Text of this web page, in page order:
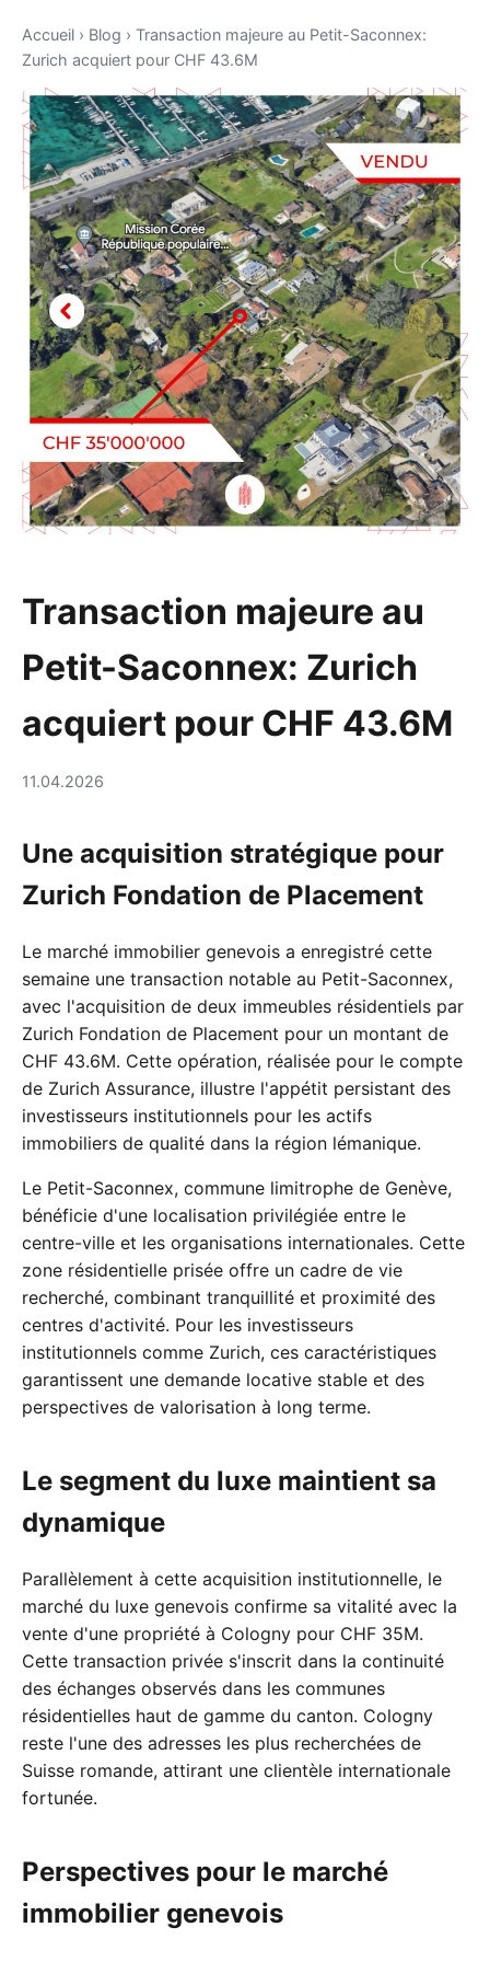
Accueil › Blog › Transaction majeure au Petit-Saconnex:
Zurich acquiert pour CHF 43.6M
Transaction majeure au
Petit-Saconnex: Zurich
acquiert pour CHF 43.6M
11.04.2026
Une acquisition stratégique pour
Zurich Fondation de Placement
Le marché immobilier genevois a enregistré cette
semaine une transaction notable au Petit-Saconnex,
avec l'acquisition de deux immeubles résidentiels par
Zurich Fondation de Placement pour un montant de
CHF 43.6M. Cette opération, réalisée pour le compte
de Zurich Assurance, illustre l'appétit persistant des
investisseurs institutionnels pour les actifs
immobiliers de qualité dans la région lémanique.
Le Petit-Saconnex, commune limitrophe de Genève,
bénéficie d'une localisation privilégiée entre le
centre-ville et les organisations internationales. Cette
zone résidentielle prisée offre un cadre de vie
recherché, combinant tranquillité et proximité des
centres d'activité. Pour les investisseurs
institutionnels comme Zurich, ces caractéristiques
garantissent une demande locative stable et des
perspectives de valorisation à long terme.
Le segment du luxe maintient sa
dynamique
Parallèlement à cette acquisition institutionnelle, le
marché du luxe genevois confirme sa vitalité avec la
vente d'une propriété à Cologny pour CHF 35M.
Cette transaction privée s'inscrit dans la continuité
des échanges observés dans les communes
résidentielles haut de gamme du canton. Cologny
reste l'une des adresses les plus recherchées de
Suisse romande, attirant une clientèle internationale
fortunée.
Perspectives pour le marché
immobilier genevois